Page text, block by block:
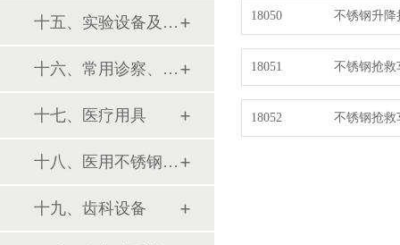
十五、实验设备及环保仪器
十六、常用诊察、检查器械
十七、医疗用具
十八、医用不锈钢制品
十九、齿科设备
18050 不锈钢升降
18051 不锈钢抢救
18052 不锈钢抢救